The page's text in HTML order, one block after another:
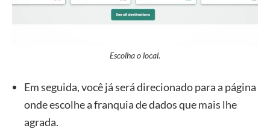
Escolha o local.
Em seguida, você já será direcionado para a página
onde escolhe a franquia de dados que mais lhe
agrada.